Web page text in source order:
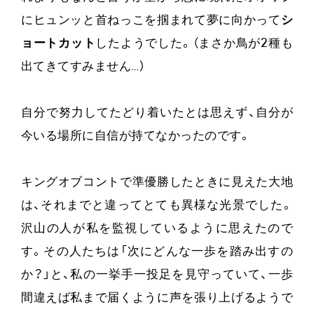
にヒュンッと首ねっこを掴まれて夢に向かって シ
ョートカット したようでした。（まさか鳥が2種も
出てきてすみません…）
自分で努力してたどり着いたとは思えず、自分が
今いる場所に自信が持てなかったのです。
キングオブコントで準優勝したときに見えた大地
は、それまでと違ってとても異様な光景でした。
沢山の人が私を監視しているように思えたので
す。その人たちは「次にどんな一歩を踏み出すの
か？」と、私の一挙手一投足を見守っていて、一歩
間違えば私まで届くように声を張り上げるようで